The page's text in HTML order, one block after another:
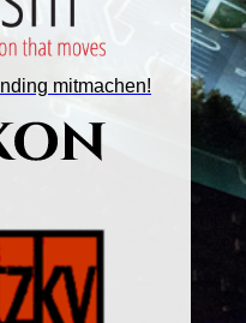
mitmachen!